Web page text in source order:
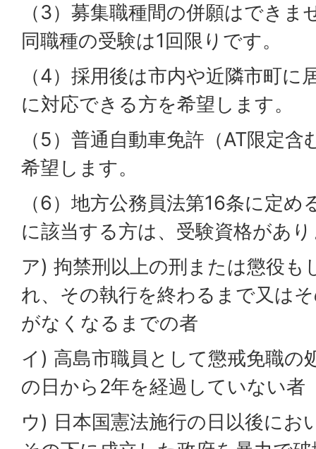
（3）募集職種間の併願はでき
同職種の受験は1回限りです。
（4）採用後は市内や近隣市町に
に対応できる方を希望します。
（5）普通自動車免許（AT限定
希望します。
（6）地方公務員法第16条に定
に該当する方は、受験資格があ
ア) 拘禁刑以上の刑または懲役も
れ、その執行を終わるまで又は
がなくなるまでの者
イ) 高島市職員として懲戒免職の
の日から2年を経過していない者
ウ) 日本国憲法施行の日以後にお